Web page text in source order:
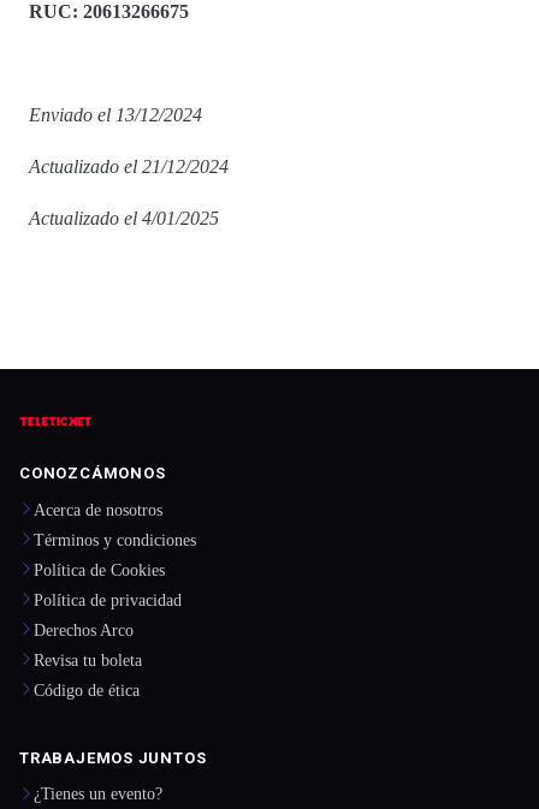
RUC: 20613266675
Enviado el 13/12/2024
Actualizado el 21/12/2024
Actualizado el 4/01/2025
CONOZCÁMONOS
Acerca de nosotros
Términos y condiciones
Política de Cookies
Política de privacidad
Derechos Arco
Revisa tu boleta
Código de ética
TRABAJEMOS JUNTOS
¿Tienes un evento?